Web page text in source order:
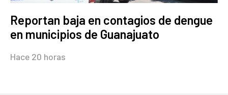
Reportan baja en contagios de dengue
en municipios de Guanajuato
Hace 20 horas